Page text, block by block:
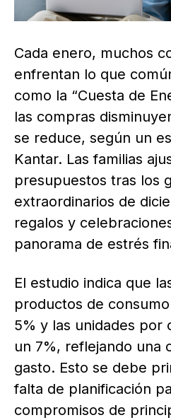
Cada enero, muchos
enfrentan lo que
como la “Cuesta de
las compras
se reduce, según un
Kantar. Las familias
presupuestos tras los
extraordinarios de
regalos y
panorama de estrés
El estudio indica que
productos de
5% y las unidades por
un 7%, reflejando una
gasto. Esto se debe
falta de planificación
compromisos de